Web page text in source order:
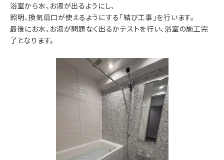
浴室から水、お湯が出るようにし、
照明、換気扇口が使えるようにする「結び工事」を行います。
最後にお水、お湯が問題なく出るかテストを行い、浴室の施工完
了となります。